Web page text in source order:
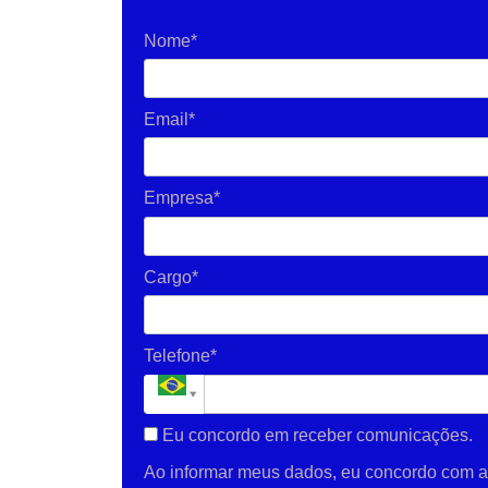
Nome*
Email*
Empresa*
Cargo*
Telefone*
Eu concordo em receber comunicações.
Ao informar meus dados, eu concordo com a